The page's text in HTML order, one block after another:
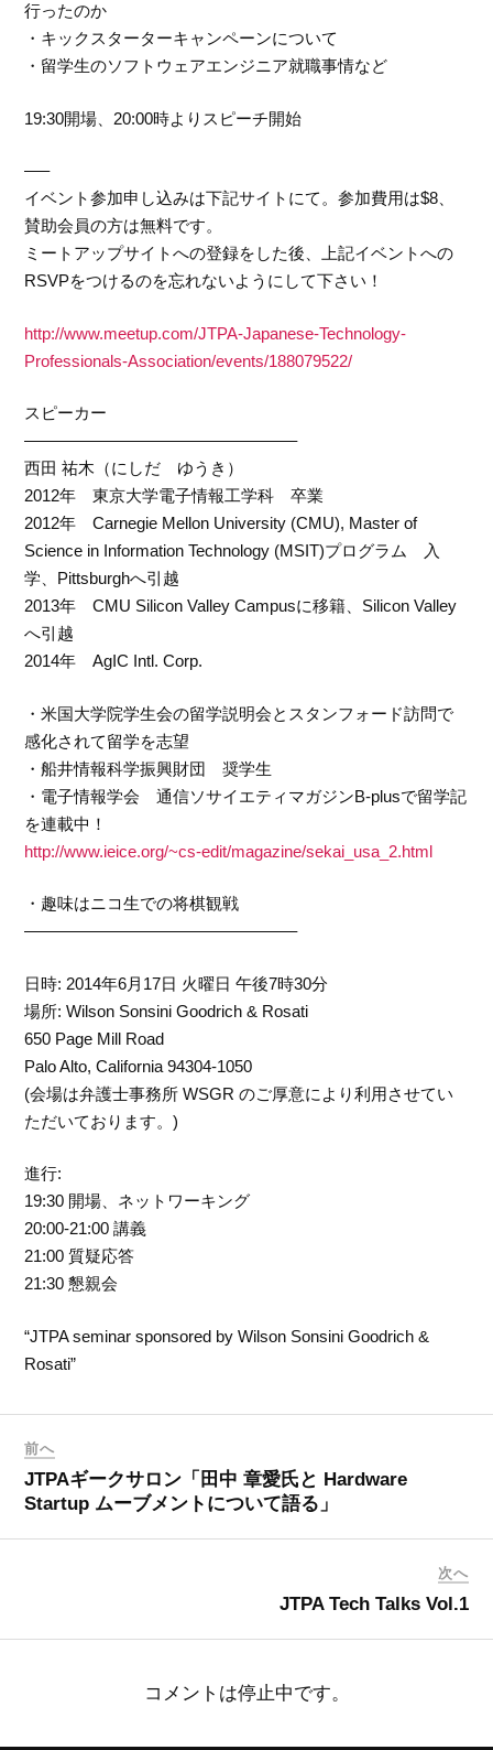
行ったのか
・キックスターターキャンペーンについて
・留学生のソフトウェアエンジニア就職事情など
19:30開場、20:00時よりスピーチ開始
—–
イベント参加申し込みは下記サイトにて。参加費用は$8、
賛助会員の方は無料です。
ミートアップサイトへの登録をした後、上記イベントへの
RSVPをつけるのを忘れないようにして下さい！
http://www.meetup.com/JTPA-Japanese-Technology-
Professionals-Association/events/188079522/
スピーカー
————————————————–
西田 祐木（にしだ ゆうき）
2012年 東京大学電子情報工学科 卒業
2012年 Carnegie Mellon University (CMU), Master of
Science in Information Technology (MSIT)プログラム 入
学、Pittsburghへ引越
2013年 CMU Silicon Valley Campusに移籍、Silicon Valley
へ引越
2014年 AgIC Intl. Corp.
・米国大学院学生会の留学説明会とスタンフォード訪問で
感化されて留学を志望
・船井情報科学振興財団 奨学生
・電子情報学会 通信ソサイエティマガジンB-plusで留学記
を連載中！
http://www.ieice.org/~cs-edit/magazine/sekai_usa_2.html
・趣味はニコ生での将棋観戦
————————————————–
日時: 2014年6月17日 火曜日 午後7時30分
場所: Wilson Sonsini Goodrich & Rosati
650 Page Mill Road
Palo Alto, California 94304-1050
(会場は弁護士事務所 WSGR のご厚意により利用させてい
ただいております。)
進行:
19:30 開場、ネットワーキング
20:00-21:00 講義
21:00 質疑応答
21:30 懇親会
“JTPA seminar sponsored by Wilson Sonsini Goodrich &
Rosati”
前へ
JTPAギークサロン「田中 章愛氏と Hardware
Startup ムーブメントについて語る」
次へ
JTPA Tech Talks Vol.1
コメントは停止中です。